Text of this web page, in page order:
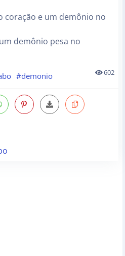
coração e um demônio no
demônio pesa no
#demonio 602